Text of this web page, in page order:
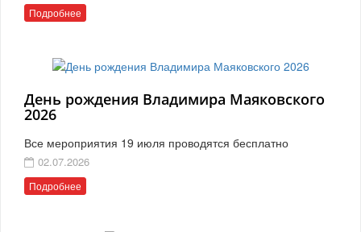
Подробнее
День рождения Владимира Маяковского
2026
Все мероприятия 19 июля проводятся бесплатно
02.07.2026
Подробнее